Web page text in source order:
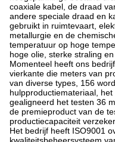
coaxiale kabel, de draad
andere speciale draad en
gebruikt in ruimtevaart,
metallurgie en de
temperatuur op hoge
hoge olie, sterke straling
Momenteel heeft ons
vierkante die meters van
van diverse types, 156
hulpproductiemateriaal,
gealigneerd het testen 36
de premieproduct van de
productiecapaciteit
Het bedrijf heeft ISO9001